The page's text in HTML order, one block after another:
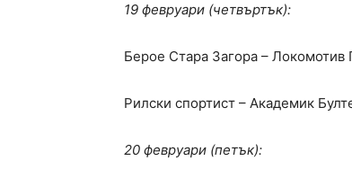
19 февруари (четвъртък):
Берое Стара Загора – Локомотив
Рилски спортист – Академик
20 февруари (петък):